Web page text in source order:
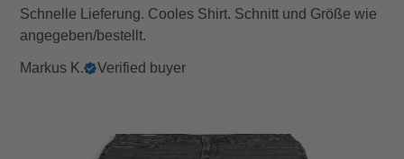
Schnelle Lieferung. Cooles Shirt. Schnitt und Größe wie
angegeben/bestellt.
Markus K. Verified buyer